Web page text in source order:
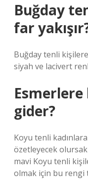
Buğday
far
Buğday tenli
siyah ve lacivert
gider?
Koyu tenli
özetleyecek olursak
mavi Koyu tenli
olmak için bu rengi